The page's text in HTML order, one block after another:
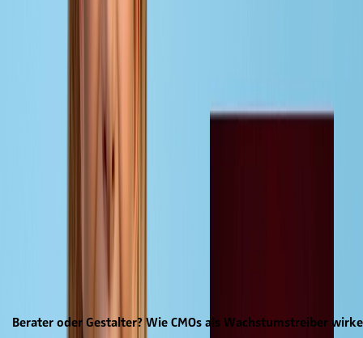
Worum geht´s in diesem Heft? - Ein Überblick
Berater oder Gestalter? Wie CMOs als Wachstumstreiber